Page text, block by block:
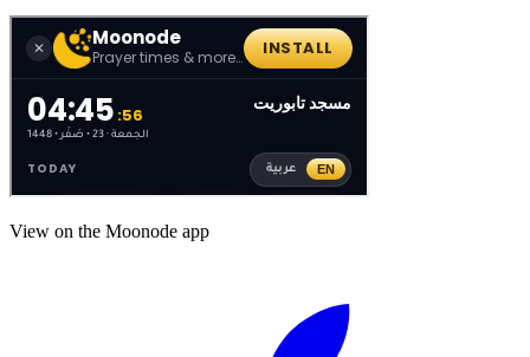
View on the Moonode app